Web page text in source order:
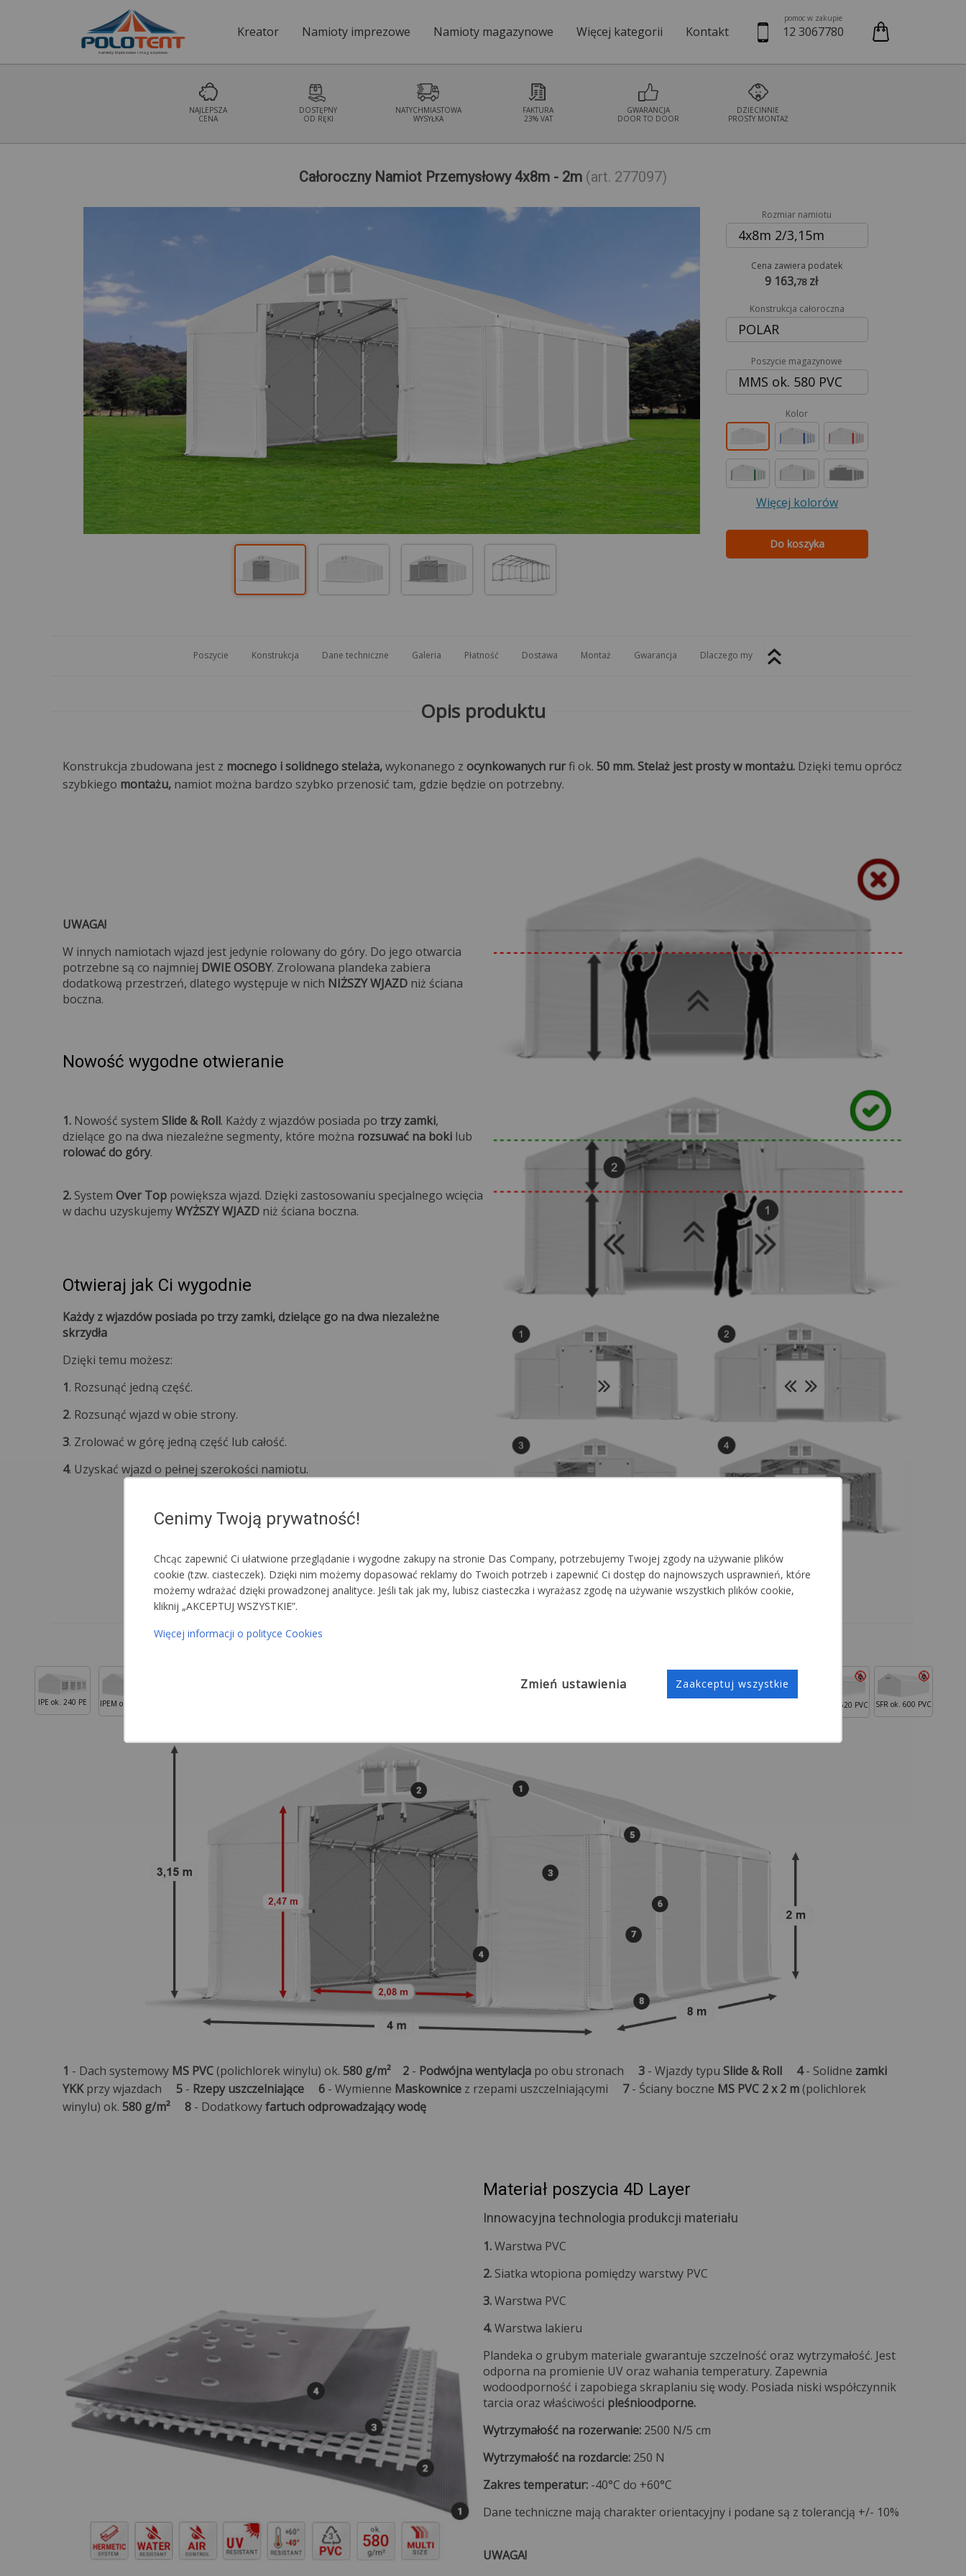
namioty imprezowe i magazynowe
Kreator Namioty imprezowe Namioty magazynowe Więcej kategorii
Namioty cateringowe
Kontakt
pomoc w zakupie
12 3067780
NAJLEPSZA
CENA
DOSTĘPNY
OD RĘKI
NATYCHMIASTOWA
WYSYŁKA
FAKTURA
23% VAT
GWARANCJA
DOOR TO DOOR
DZIECINNIE
PROSTY MONTAŻ
Całoroczny Namiot Przemysłowy 4x8m - 2m (art. 277097)
Rozmiar namiotu
4x8m 2/3,15m
Cena zawiera podatek
9 163,78 zł
Konstrukcja całoroczna
POLAR
Poszycie magazynowe
MMS ok. 580 PVC
Kolor
Więcej kolorów
Poszycie Konstrukcja Dane techniczne Galeria Płatność Dostawa Montaż Gwarancja Dlaczego my
Opis produktu
Konstrukcja zbudowana jest z mocnego i solidnego stelaża,wykonanego z ocynkowanych rurfi ok. 50 mm. Stelaż jest prosty w montażu. Dzięki temu oprócz
szybkiego montażu, namiot można bardzo szybko przenosić tam, gdzie będzie on potrzebny.
UWAGA!
W innych namiotach wjazd jest jedynie rolowany do góry. Do jego otwarcia
potrzebne są co najmniej DWIE OSOBY. Zrolowana plandeka zabiera
dodatkową przestrzeń, dlatego występuje w nich NIŻSZY WJAZD niż ściana
boczna.
Nowość wygodne otwieranie
1. Nowość system Slide & Roll. Każdy z wjazdów posiada po trzy zamki,
dzielące go na dwa niezależne segmenty, które można rozsuwać na boki lub
rolować do góry.
2. System Over Top powiększa wjazd. Dzięki zastosowaniu specjalnego wcięcia
w dachu uzyskujemyWYŻSZY WJAZD niż ściana boczna.
Otwieraj jak Ci wygodnie
Każdy z wjazdów posiada po trzy zamki, dzielące go na dwa niezależne
skrzydła
Dzięki temu możesz:
1. Rozsunąć jedną część.
2. Rozsunąć wjazd w obie strony.
3. Zrolować w górę jedną część lub całość.
4. Uzyskać wjazd o pełnej szerokości namiotu.
IPE ok. 240 PE IPEM ok. 240 PE MFR ok. 620 PVC SFR ok. 600 PVC
1 - Dach systemowy MS PVC(polichlorek winylu) ok. 580 g/m² 2 - Podwójna wentylacja po obu stronach 3 - Wjazdy typu Slide & Roll 4- Solidne zamki
YKKprzy wjazdach 5 - Rzepy uszczelniające 6 - Wymienne Maskownice z rzepami uszczelniającymi 7- Ściany boczne MS PVC 2 x 2 m(polichlorek
winylu) ok. 580 g/m² 8 - Dodatkowyfartuch odprowadzający wodę
Materiał poszycia 4D Layer
Innowacyjna technologia produkcji materiału
1.Warstwa PVC
2. Siatka wtopiona pomiędzy warstwy PVC
3.Warstwa PVC
4.Warstwa lakieru
Plandeka o grubym materiale gwarantuje szczelność oraz wytrzymałość. Jest
odporna na promienie UV oraz wahania temperatury. Zapewnia
wodoodporność i zapobiega skraplaniu się wody. Posiada niski współczynnik
tarcia oraz właściwości pleśnioodporne.
Wytrzymałość na rozerwanie: 2500 N/5 cm
Wytrzymałość na rozdarcie: 250 N
Zakres temperatur: -40°C do +60°C
Dane techniczne mają charakter orientacyjny i podane są z tolerancją +/- 10%
UWAGA!
Cenimy Twoją prywatność!
Chcąc zapewnić Ci ułatwione przeglądanie i wygodne zakupy na stronie Das Company, potrzebujemy Twojej zgody na używanie plików
cookie (tzw. ciasteczek). Dzięki nim możemy dopasować reklamy do Twoich potrzeb i zapewnić Ci dostęp do najnowszych usprawnień, które
możemy wdrażać dzięki prowadzonej analityce. Jeśli tak jak my, lubisz ciasteczka i wyrażasz zgodę na używanie wszystkich plików cookie,
kliknij „AKCEPTUJ WSZYSTKIE”.
Więcej informacji o polityce Cookies
Zmień ustawienia Zaakceptuj wszystkie